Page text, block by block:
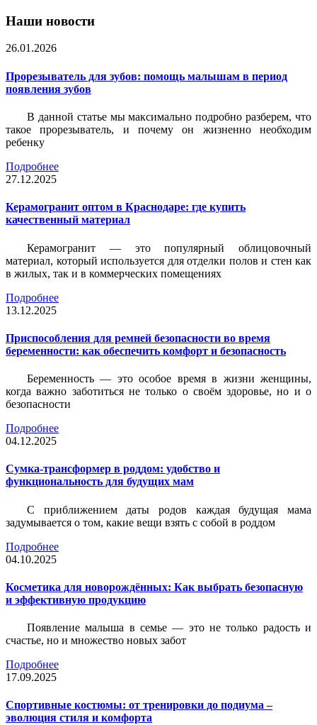
Наши новости
26.01.2026
Прорезыватель для зубов: помощь малышам в период
появления зубов
В данной статье мы максимально подробно разберем, что
такое прорезыватель, и почему он жизненно необходим
ребенку
Подробнее
27.12.2025
Керамогранит оптом в Краснодаре: где купить
качественный материал
Керамогранит — это популярный облицовочный
материал, который используется для отделки полов и стен как
в жилых, так и в коммерческих помещениях
Подробнее
13.12.2025
Приспособления для ремней безопасности во время
беременности: как обеспечить комфорт и безопасность
Беременность — это особое время в жизни женщины,
когда важно заботиться не только о своём здоровье, но и о
безопасности
Подробнее
04.12.2025
Сумка-трансформер в роддом: удобство и
функциональность для будущих мам
С приближением даты родов каждая будущая мама
задумывается о том, какие вещи взять с собой в роддом
Подробнее
04.10.2025
Косметика для новорождённых: Как выбрать безопасную
и эффективную продукцию
Появление малыша в семье — это не только радость и
счастье, но и множество новых забот
Подробнее
17.09.2025
Спортивные костюмы: от тренировки до подиума –
эволюция стиля и комфорта